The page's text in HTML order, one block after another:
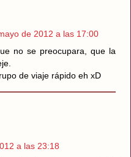
de 2012 a las 17:00
no se preocupara, que la
de viaje rápido eh xD
a las 23:18